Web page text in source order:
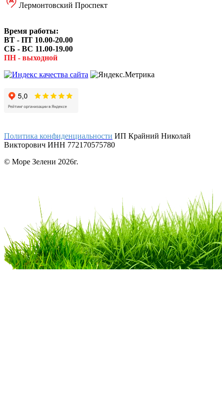
Лермонтовский Проспект
Время работы:
ВТ - ПТ 10.00-20.00
СБ - ВС 11.00-19.00
ПН - выходной
Политика конфиденциальности ИП Крайний Николай
Викторович ИНН 772170575780
© Море Зелени 2026г.